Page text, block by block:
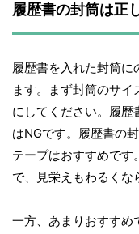
履歴書の封筒は正
履歴書を入れた封筒に
ます。まず封筒のサ
にしてください。履
はNGです。履歴書の
テープはおすすめで
で、見栄えもわるくな
一方、あまりおすすめ